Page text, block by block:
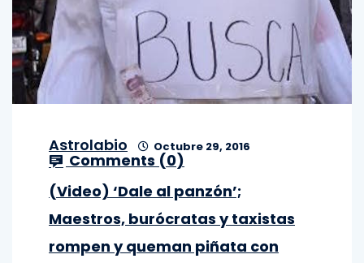
Astrolabio Octubre 29, 2016
Comments (0)
(Video) ‘Dale al panzón’;
Maestros, burócratas y taxistas
rompen y queman piñata con